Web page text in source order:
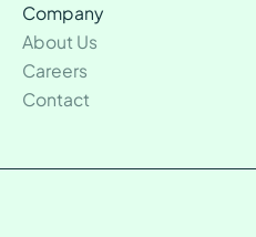
Company
About Us
Careers
Contact